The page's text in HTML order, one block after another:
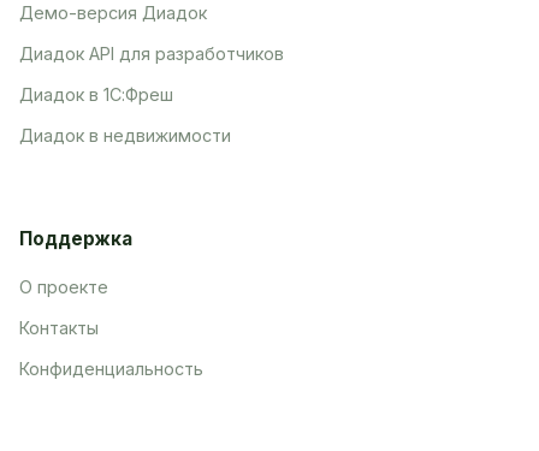
Демо-версия Диадок
Диадок API для разработчиков
Диадок в 1С:Фреш
Диадок в недвижимости
Поддержка
О проекте
Контакты
Конфиденциальность